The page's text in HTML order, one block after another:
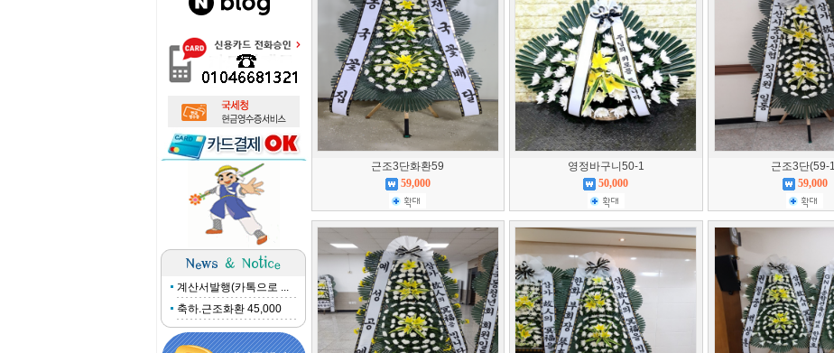
계산서발행(카톡으로 ...
축하.근조화환 45,000
근조3단화환59
59,000
영정바구니50-1
50,000
근조3단(59-
59,000